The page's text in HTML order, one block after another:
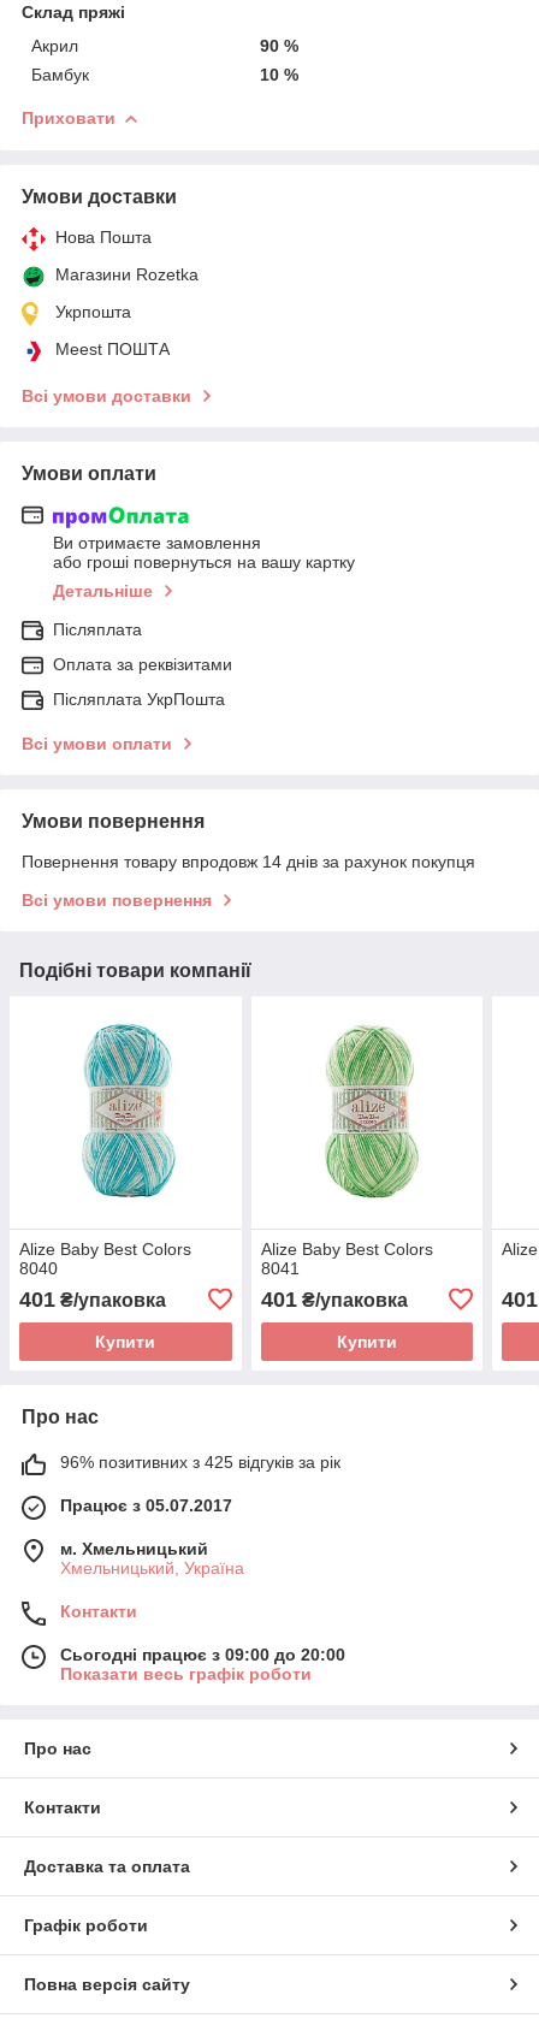
Склад пряжі
Акрил
90 %
Бамбук
10 %
Приховати
Умови доставки
Нова Пошта
Магазини Rozetka
Укрпошта
Meest ПОШТА
Всі умови доставки
Умови оплати
Ви отримаєте замовлення
або гроші повернуться на вашу картку
Детальніше
Післяплата
Оплата за реквізитами
Післяплата УкрПошта
Всі умови оплати
Умови повернення
Повернення товару впродовж 14 днів за рахунок покупця
Всі умови повернення
Подібні товари компанії
Alize Baby Best Colors
8040
401 ₴/упаковка
Купити
Alize Baby Best Colors
8041
401₴/упаковка
Купити
401
Про нас
96% позитивних з 425 відгуків за рік
Працює з 05.07.2017
м. Хмельницький
Хмельницький, Україна
Контакти
Сьогодні працює з 09:00 до 20:00
Показати весь графік роботи
Про нас
Контакти
Доставка та оплата
Графік роботи
Повна версія сайту